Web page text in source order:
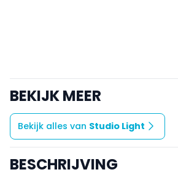
BEKIJK MEER
Bekijk alles van Studio Light
BESCHRIJVING